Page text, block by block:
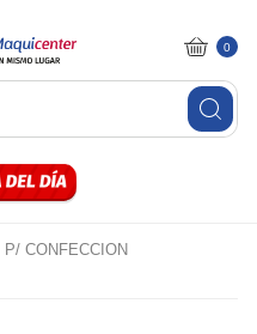
0
CONFECCION